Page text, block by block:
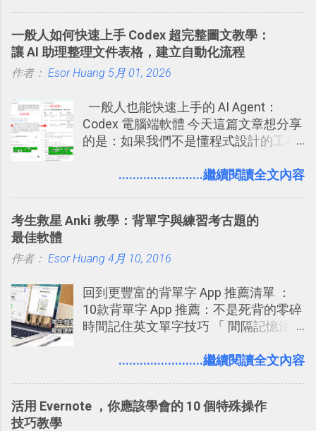
學。 2015/6/13 新增： 免費專案管理軟
體推薦！困難計畫簡單管理 13 種工具
2016 年新增 ： 如何將 Trello 切換到繁
2016/7/7 新增 ： 如何活用 Trello 記
帳？我的理財計畫心得與看板範本
2016/7/13 新增： 如何將網頁資料快速
2016/8 新增： Trello 開放「強化功能」
技！最想要的強大 Trello 客製化範例教
急時間管理四象限在 Trello 活用與範本
用 Trello？ 8個專案排程協作重點技巧
2017/6 新增： 如何用 Trello 規劃自助
旅行？我的 Trello 行程計畫使用技巧教
卡片不再落落長？專案管理的5個關鍵
子彈筆記？我的 Trello GTD 方法範例看
板分享
置。不過有一項很實用的設定是新增
的， 那就是可以 事先審查 朋友「標籤
你」的內容，決定要不要讓其他朋友看
標籤在他的訊息中，或是想把你標籤在
相片圖片裡，現在你都多了一個「事先
審查」的機制，可以決定這些你被標籤
鴉牆上，從而禁止可能的祕密被你其他
一般人如何快速上手 Codex 超完整圖文教學：
讓 AI 助理整理文件表格，建立自動化流程
作者： Esor Huang 5月 01, 2026
一般人也能快速上手的 AI Agent：
Codex 電腦端軟體 今天這篇文章想分享
的是：如果我們不是懂程式設計的工程
（ChatGPT） 的 Codex 工具？ 如何用
打造一個更自動化的電腦工作流程。
........................繼續閱讀全文內容
考生救星 Anki 教學：背單字與練習考古題的
最佳軟體
作者： Esor Huang 4月 10, 2016
回到更豐富的背單字 App 推薦清單 ：
10款背單字 App 推薦：不是死背的零碎
時間記住英文單字技巧 「 間隔記憶法
短期記憶變成長期記憶。 舉例來說我今
強；然後下次快要忘記可能變成相隔一
........................繼續閱讀全文內容
活用 Evernote ，你應該學會的 10 個特殊操作
技巧教學